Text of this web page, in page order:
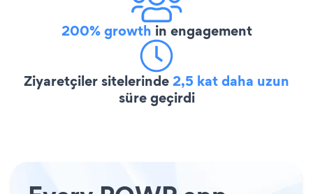
200% growth in engagement
Ziyaretçiler sitelerinde2,5 kat daha uzun
süre geçirdi